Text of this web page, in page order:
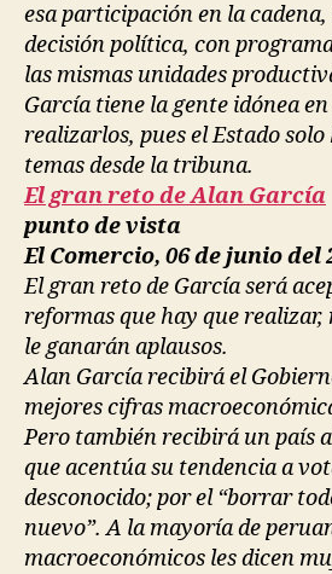
esa participación en la
decisión política, con
las mismas unidades
García tiene la gente idónea
realizarlos, pues el Estado
temas desde la tribuna.
El gran reto de Alan García
punto de vista
El Comercio, 06 de junio del
El gran reto de García será
reformas que hay que
le ganarán aplausos.
Alan García recibirá el
mejores cifras
Pero también recibirá un país
que acentúa su tendencia a
desconocido; por el “borrar
nuevo”. A la mayoría de
macroeconómicos les dicen